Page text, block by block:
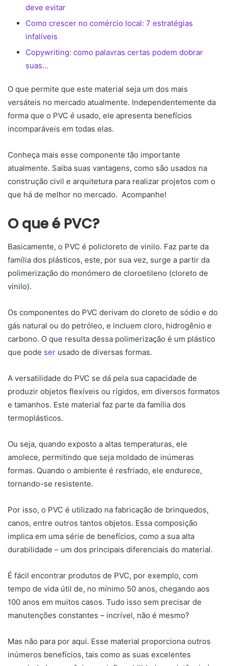
deve evitar
Como crescer no comércio local: 7 estratégias
infalíveis
Copywriting: como palavras certas podem dobrar
suas…
O que permite que este material seja um dos mais
versáteis no mercado atualmente. Independentemente da
forma que o PVC é usado, ele apresenta benefícios
incomparáveis em todas elas.
Conheça mais esse componente tão importante
atualmente. Saiba suas vantagens, como são usados na
construção civil e arquitetura para realizar projetos com o
que há de melhor no mercado. Acompanhe!
O que é PVC?
Basicamente, o PVC é policloreto de vinilo. Faz parte da
família dos plásticos, este, por sua vez, surge a partir da
polimerização do monómero de cloroetileno (cloreto de
vinilo).
Os componentes do PVC derivam do cloreto de sódio e do
gás natural ou do petróleo, e incluem cloro, hidrogênio e
carbono. O que resulta dessa polimerização é um plástico
que pode ser usado de diversas formas.
A versatilidade do PVC se dá pela sua capacidade de
produzir objetos flexíveis ou rígidos, em diversos formatos
e tamanhos. Este material faz parte da família dos
termoplásticos.
Ou seja, quando exposto a altas temperaturas, ele
amolece, permitindo que seja moldado de inúmeras
formas. Quando o ambiente é resfriado, ele endurece,
tornando-se resistente.
Por isso, o PVC é utilizado na fabricação de brinquedos,
canos, entre outros tantos objetos. Essa composição
implica em uma série de benefícios, como a sua alta
durabilidade – um dos principais diferenciais do material.
É fácil encontrar produtos de PVC, por exemplo, com
tempo de vida útil de, no mínimo 50 anos, chegando aos
100 anos em muitos casos. Tudo isso sem precisar de
manutenções constantes – incrível, não é mesmo?
Mas não para por aqui. Esse material proporciona outros
inúmeros benefícios, tais como as suas excelentes